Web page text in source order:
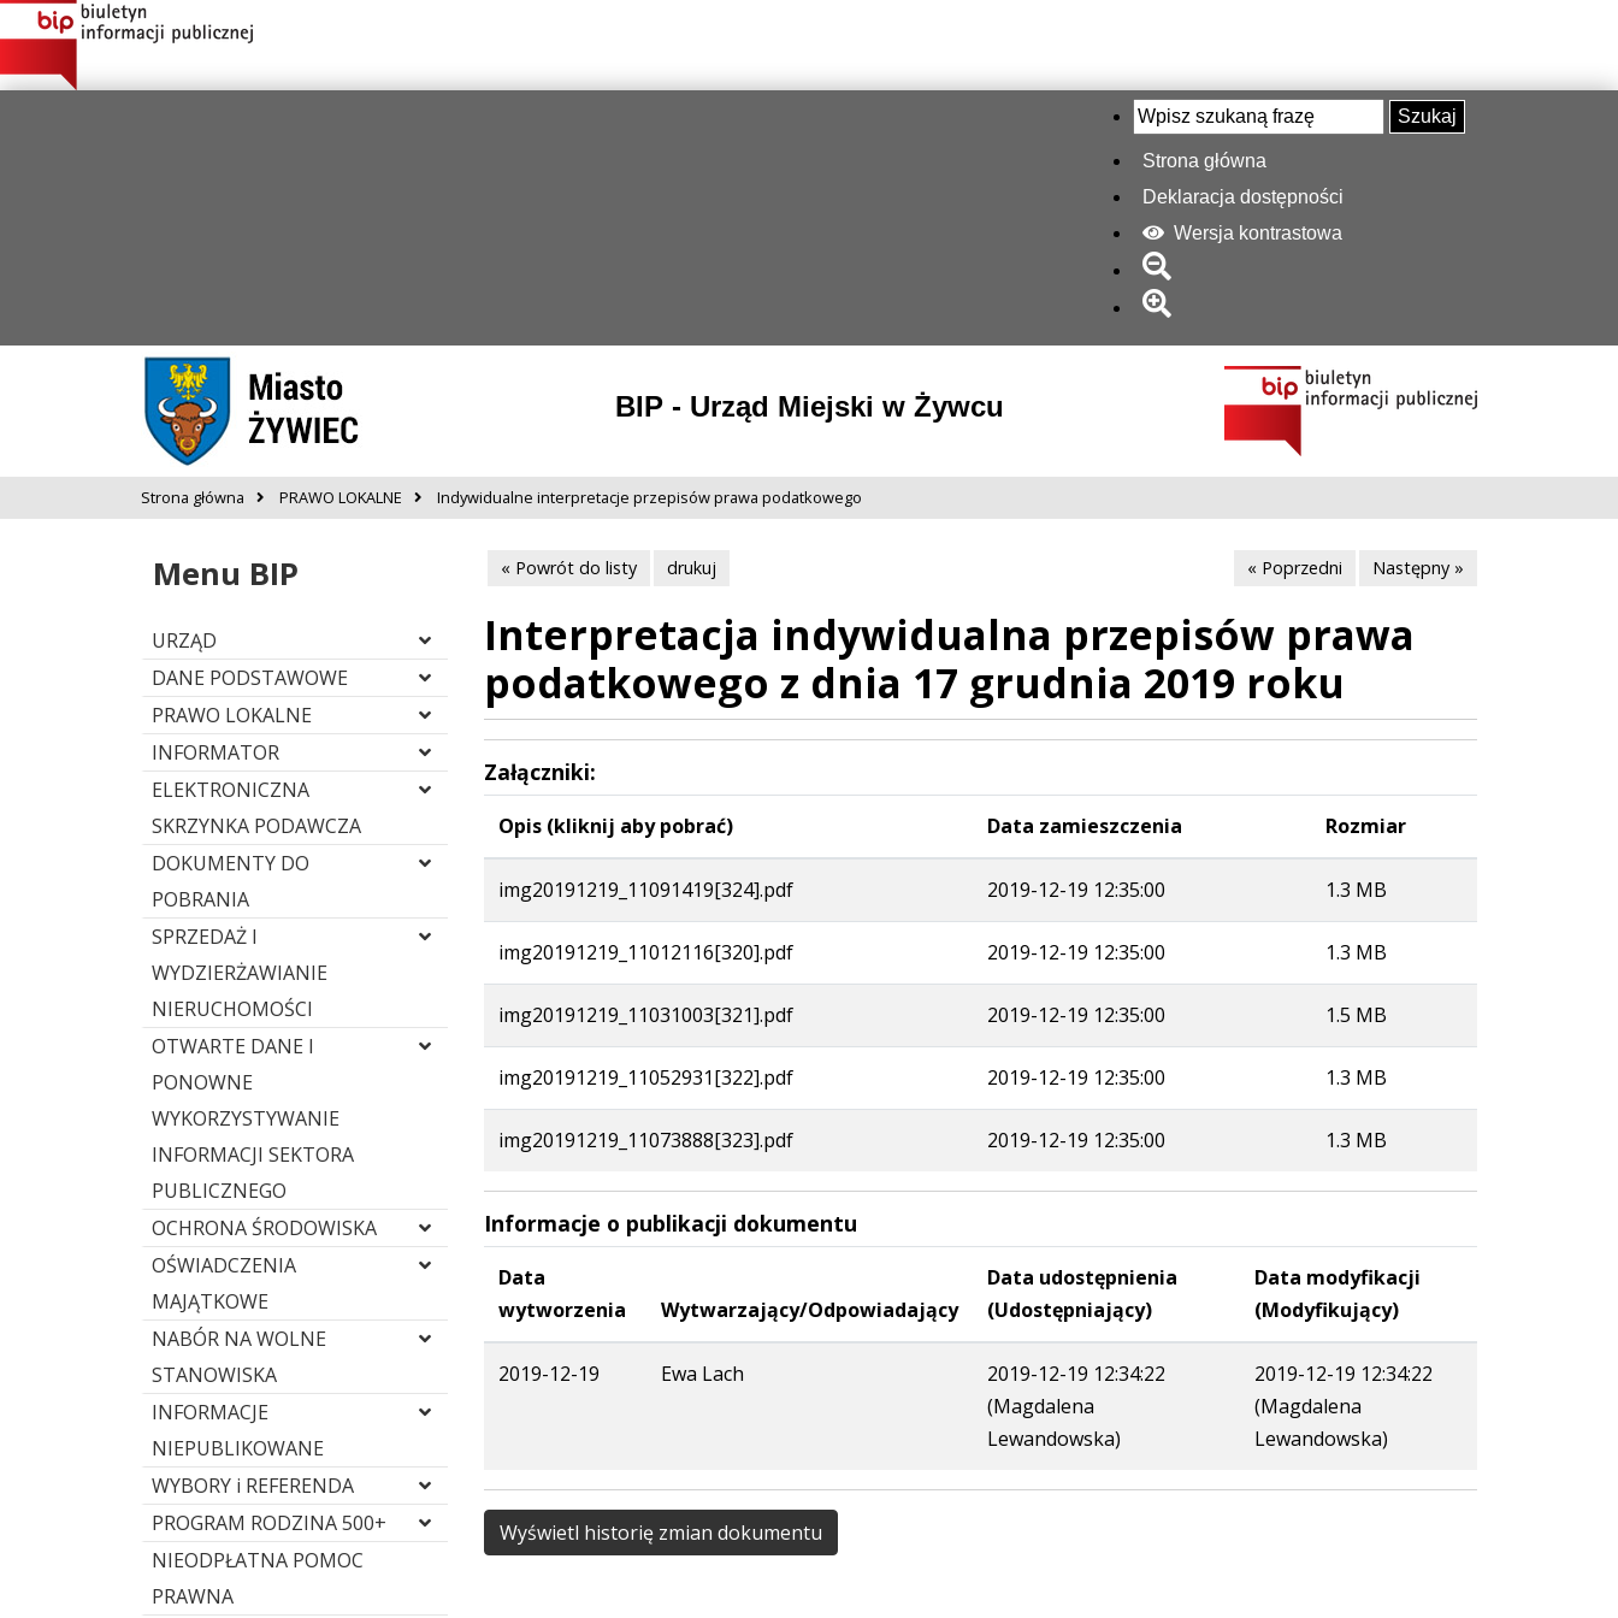
Szukaj
Strona główna
Deklaracja dostępności
Wersja kontrastowa
BIP - Urząd Miejski w Żywcu
Strona główna PRAWO LOKALNE Indywidualne interpretacje przepisów prawa podatkowego
Menu BIP
URZĄD
DANE PODSTAWOWE
PRAWO LOKALNE
INFORMATOR
ELEKTRONICZNA
SKRZYNKA PODAWCZA
DOKUMENTY DO
POBRANIA
SPRZEDAŻ I
WYDZIERŻAWIANIE
NIERUCHOMOŚCI
OTWARTE DANE I
PONOWNE
WYKORZYSTYWANIE
INFORMACJI SEKTORA
PUBLICZNEGO
OCHRONA ŚRODOWISKA
OŚWIADCZENIA
MAJĄTKOWE
NABÓR NA WOLNE
STANOWISKA
INFORMACJE
NIEPUBLIKOWANE
WYBORY i REFERENDA
PROGRAM RODZINA 500+
NIEODPŁATNA POMOC
PRAWNA
« Powrót do listy drukuj « Poprzedni Następny »
Interpretacja indywidualna przepisów prawa
podatkowego z dnia 17 grudnia 2019 roku
Załączniki:
Opis (kliknij aby pobrać) Data zamieszczenia Rozmiar
img20191219_11091419[324].pdf 2019-12-19 12:35:00 1.3 MB
img20191219_11012116[320].pdf 2019-12-19 12:35:00 1.3 MB
img20191219_11031003[321].pdf 2019-12-19 12:35:00 1.5 MB
img20191219_11052931[322].pdf 2019-12-19 12:35:00 1.3 MB
img20191219_11073888[323].pdf 2019-12-19 12:35:00 1.3 MB
Informacje o publikacji dokumentu
Data
wytworzenia
Wytwarzający/Odpowiadający
Data udostępnienia
(Udostępniający)
Data modyfikacji
(Modyfikujący)
2019-12-19 Ewa Lach
2019-12-19 12:34:22
(Magdalena
Lewandowska)
2019-12-19 12:34:22
(Magdalena
Lewandowska)
Wyświetl historię zmian dokumentu